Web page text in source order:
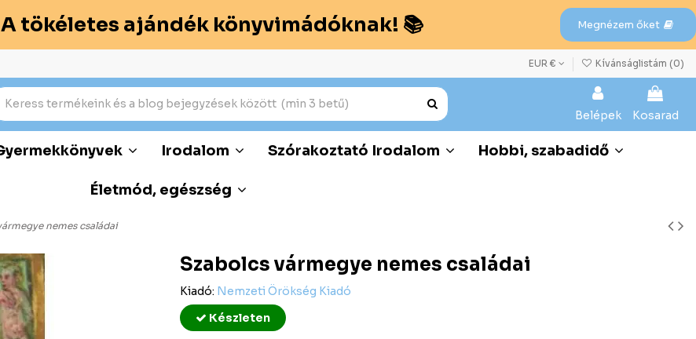
tökéletes ajándék könyvimádóknak! 📚 Megnézem őket
EUR € Kívánságlistám (0)
Belépek Kosarad
Irodalom Szórakoztató Irodalom Hobbi, szabadidő
Életmód, egészség
nemes családai
Szabolcs vármegye nemes családai
Kiadó: Nemzeti Örökség Kiadó
Készleten